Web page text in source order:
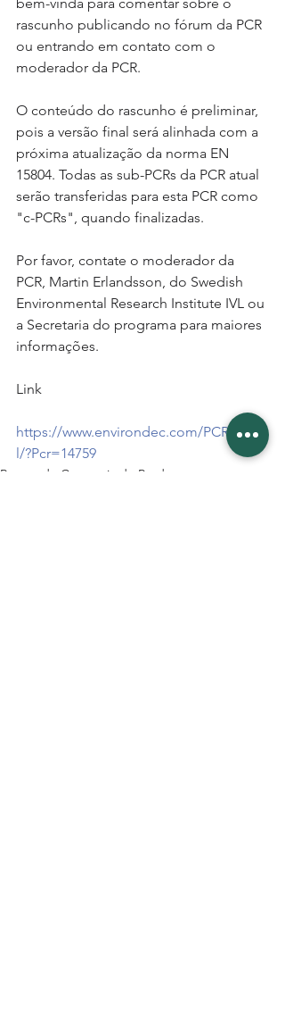
rascunho publicando no fórum da PCR
ou entrando em contato com o
moderador da PCR.
O conteúdo do rascunho é preliminar,
pois a versão final será alinhada com a
próxima atualização da norma EN
15804. Todas as sub-PCRs da PCR atual
serão transferidas para esta PCR como
"c-PCRs", quando finalizadas.
Por favor, contate o moderador da
PCR, Martin Erlandsson, do Swedish
Environmental Research Institute IVL ou
a Secretaria do programa para maiores
informações.
Link
https://www.environdec.com/PCR/Detai
l/?Pcr=14759
Regras de Categoria de Produto